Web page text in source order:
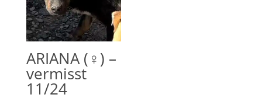
ARIANA (♀) –
vermisst
11/24